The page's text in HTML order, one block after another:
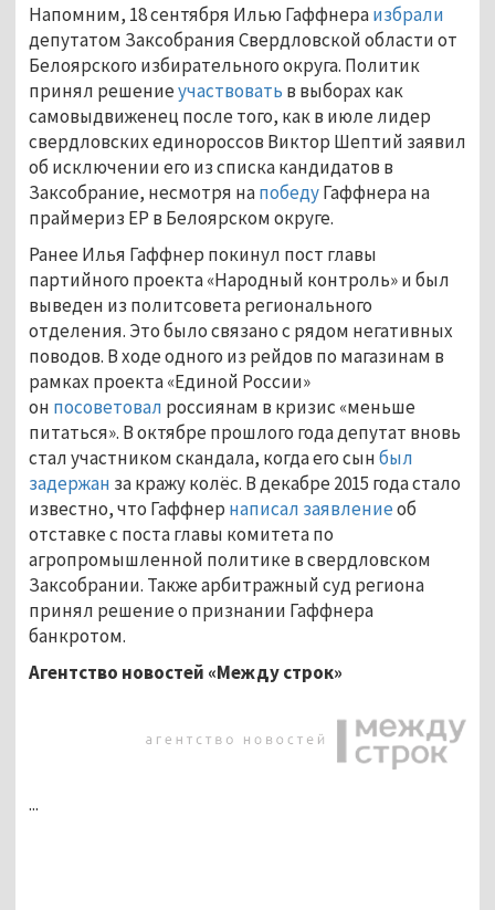
Напомним, 18 сентября Илью Гаффнераизбрали
депутатом Заксобрания Свердловской области от
Белоярского избирательного округа. Политик
принял решениеучаствовать в выборах как
самовыдвиженец после того, как в июле лидер
свердловских единороссов Виктор Шептий заявил
об исключении его из списка кандидатов в
Заксобрание, несмотря напобедуГаффнера на
праймериз ЕР в Белоярском округе.
Ранее Илья Гаффнер покинул пост главы
партийного проекта «Народный контроль» и был
выведен из политсовета регионального
отделения. Это было связано с рядом негативных
поводов. В ходе одного из рейдов по магазинам в
рамках проекта «Единой России»
он посоветовал россиянам в кризис «меньше
питаться». В октябре прошлого года депутат вновь
стал участником скандала, когда его сынбыл
задержан за кражу колёс. В декабре 2015 года стало
известно, что Гаффнер написал заявлениеоб
отставке с поста главы комитета по
агропромышленной политике в свердловском
Заксобрании. Также арбитражный суд региона
принял решение о признании Гаффнера
банкротом.
Агентство новостей «Между строк»
...